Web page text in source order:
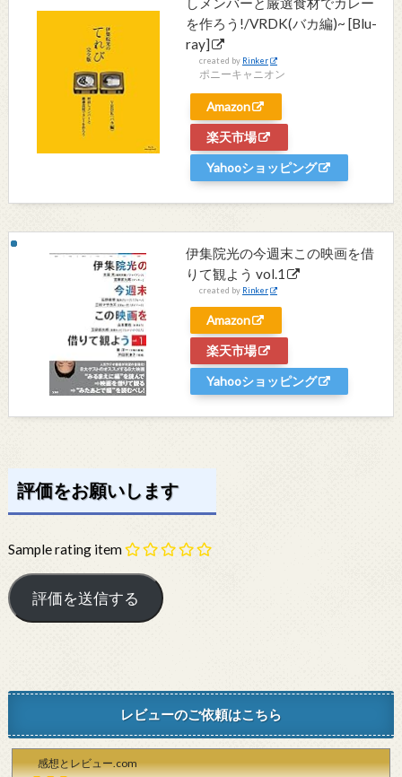
を作ろう!/VRDK(バカ編)~ [Blu-
ray]
created by Rinker
ポニーキャニオン
Amazon
楽天市場
Yahooショッピング
伊集院光の今週末この映画を借
りて観よう vol.1
created by Rinker
Amazon
楽天市場
Yahooショッピング
評価をお願いします
Sample rating item
レビューのご依頼はこちら
感想とレビュー.com